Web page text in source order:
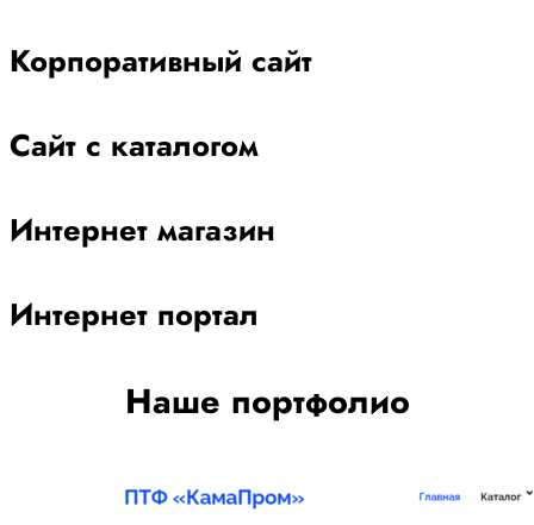
Корпоративный сайт
Сайт с каталогом
Интернет магазин
Интернет портал
Наше портфолио